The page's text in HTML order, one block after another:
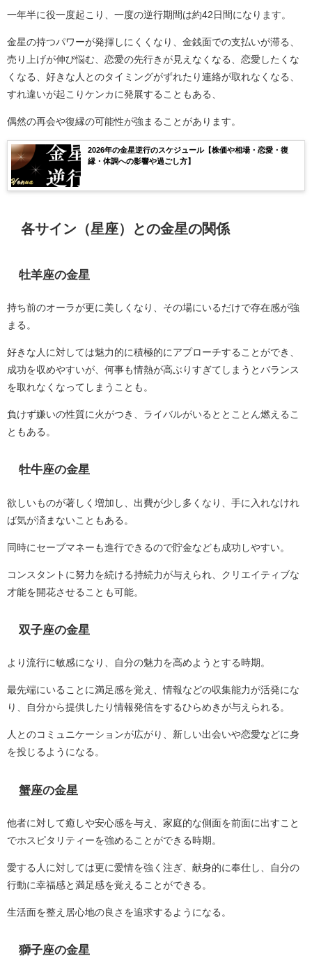
一年半に役一度起こり、一度の逆行期間は約42日間になります。
金星の持つパワーが発揮しにくくなり、金銭面での支払いが滞る、
売り上げが伸び悩む、恋愛の先行きが見えなくなる、恋愛したくな
くなる、好きな人とのタイミングがずれたり連絡が取れなくなる、
すれ違いが起こりケンカに発展することもある、
偶然の再会や復縁の可能性が強まることがあります。
2026年の金星逆行のスケジュール【株価や相場・恋愛・復
縁・体調への影響や過ごし方】
各サイン（星座）との金星の関係
牡羊座の金星
持ち前のオーラが更に美しくなり、その場にいるだけで存在感が強
まる。
好きな人に対しては魅力的に積極的にアプローチすることができ、
成功を収めやすいが、何事も情熱が高ぶりすぎてしまうとバランス
を取れなくなってしまうことも。
負けず嫌いの性質に火がつき、ライバルがいるととことん燃えるこ
ともある。
牡牛座の金星
欲しいものが著しく増加し、出費が少し多くなり、手に入れなけれ
ば気が済まないこともある。
同時にセーブマネーも進行できるので貯金なども成功しやすい。
コンスタントに努力を続ける持続力が与えられ、クリエイティブな
才能を開花させることも可能。
双子座の金星
より流行に敏感になり、自分の魅力を高めようとする時期。
最先端にいることに満足感を覚え、情報などの収集能力が活発にな
り、自分から提供したり情報発信をするひらめきが与えられる。
人とのコミュニケーションが広がり、新しい出会いや恋愛などに身
を投じるようになる。
蟹座の金星
他者に対して癒しや安心感を与え、家庭的な側面を前面に出すこと
でホスピタリティーを強めることができる時期。
愛する人に対しては更に愛情を強く注ぎ、献身的に奉仕し、自分の
行動に幸福感と満足感を覚えることができる。
生活面を整え居心地の良さを追求するようになる。
獅子座の金星